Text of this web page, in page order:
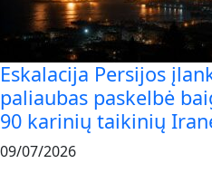
Eskalacija Persijos
paliaubas paskelbė
90 karinių taikinių
09/07/2026